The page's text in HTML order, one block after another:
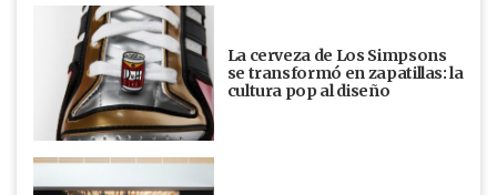
La cerveza de Los Simpsons
se transformó en zapatillas: la
cultura pop al diseño